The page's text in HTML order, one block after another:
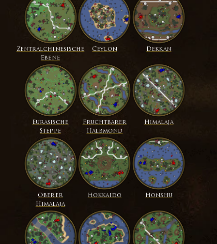
Zentralchinesische
Ebene
Ceylon Dekkan
Eurasische
Steppe
Fruchtbarer
Halbmond
Himalaja
Oberer
Himalaja
Hokkaido Honshu